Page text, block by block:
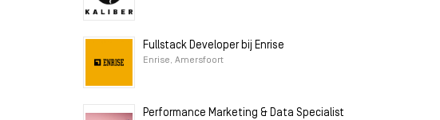
Fullstack Developer bij Enrise
Enrise, Amersfoort
Performance Marketing & Data Specialist